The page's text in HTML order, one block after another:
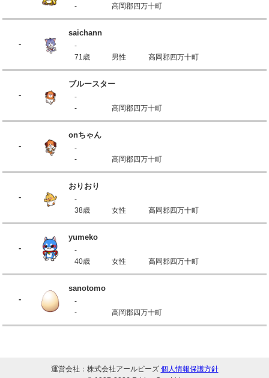
-
高岡郡四万十町
-
saichann
-
71歳
男性 高岡郡四万十町
-
ブルースター
-
-
高岡郡四万十町
-
onちゃん
-
-
高岡郡四万十町
-
おりおり
-
38歳
女性 高岡郡四万十町
-
yumeko
-
40歳
女性 高岡郡四万十町
-
sanotomo
-
-
高岡郡四万十町
運営会社：株式会社アールビーズ 個人情報保護方針